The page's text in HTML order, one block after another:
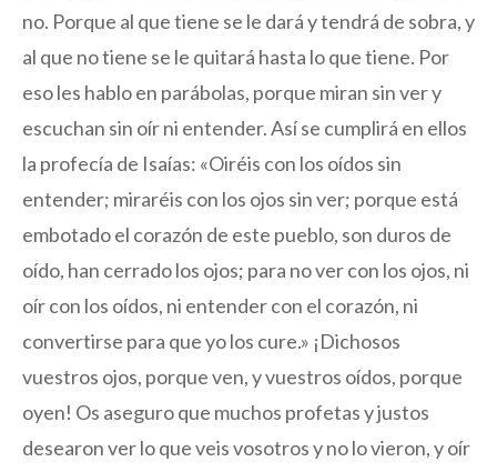
no. Porque al que tiene se le dará y tendrá de sobra, y
al que no tiene se le quitará hasta lo que tiene. Por
eso les hablo en parábolas, porque miran sin ver y
escuchan sin oír ni entender. Así se cumplirá en ellos
la profecía de Isaías: «Oiréis con los oídos sin
entender; miraréis con los ojos sin ver; porque está
embotado el corazón de este pueblo, son duros de
oído, han cerrado los ojos; para no ver con los ojos, ni
oír con los oídos, ni entender con el corazón, ni
convertirse para que yo los cure.» ¡Dichosos
vuestros ojos, porque ven, y vuestros oídos, porque
oyen! Os aseguro que muchos profetas y justos
desearon ver lo que veis vosotros y no lo vieron, y oír